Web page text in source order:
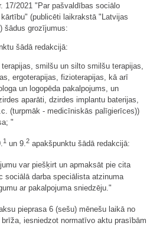
17/2021 "Par pašvaldības sociālo
(publicēti laikrakstā "Latvijas
šādus grozījumus:
šādā redakcijā:
smilšu un silto smilšu terapijas,
ergoterapijas, fizioterapijas, kā arī
un logopēda pakalpojums, un
aparāti, dzirdes implantu baterijas,
(turpmāk - medicīniskās palīgierīces))
"
1 un 9.2 apakšpunktu šādā redakcijā:
var piešķirt un apmaksāt pie cita
sociālā darba speciālista atzinuma
ar pakalpojuma sniedzēju."
pieprasa 6 (sešu) mēnešu laikā no
iesniedzot normatīvo aktu prasībām